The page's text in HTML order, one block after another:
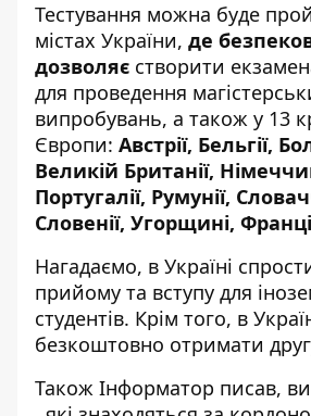
Тестування можна буде
містах України, де
дозволяє створити
для проведення
випробувань, а також у 13
Європи: Австрії, Бельгії,
Великій Британії,
Португалії, Румунії,
Словенії, Угорщині,
Нагадаємо, в Україні
прийому та вступу для
студентів. Крім того, в
безкоштовно отримати
Також Інформатор писав,